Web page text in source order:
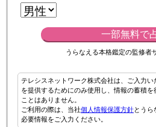
一部無料で
うらなえる本格鑑定の監修者
テレシスネットワーク株式会社は、ご入力い
を提供するためにのみ使用し、情報の蓄積
ことはありません。
ご利用の際は、当社個人情報保護方針とうら
必要情報をご入力ください。